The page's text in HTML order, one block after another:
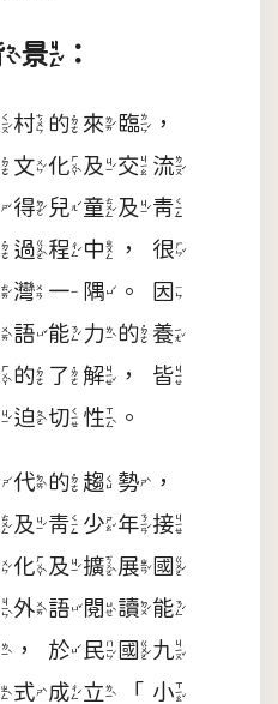
景：
村的來臨，
文化及交流
得兒童及青
過程中，很
灣一隅。因
語能力的養
的了解，皆
迫切性。
代的趨勢，
及青少年接
化及擴展國
外語閱讀能
，於民國九
式成立「小